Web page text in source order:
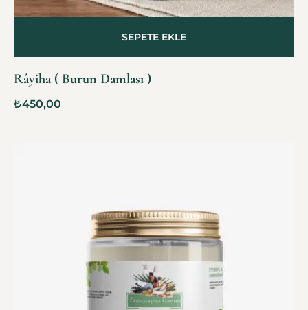
Râyiha ( Burun Damlası )
₺450,00
SEPETE EKLE